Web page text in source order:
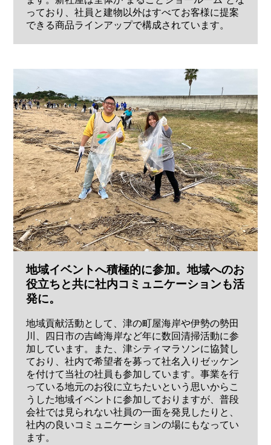
っており、社員と建物以外はすべてお客様に提案
できる商品ラインアップで構成されています。
地域イベントへ積極的に参加。地域へのお
役立ちと共に社内コミュニケーションも活
発に。
地域貢献活動として、津の町屋海岸や伊勢の勢田
川、四日市の吉崎海岸など年に数回清掃活動に参
加しています。また、津シティマラソンに協賛し
ており、社内で希望者を募って社名入りゼッケン
を付けて当社の社員も参加しています。事業を行
っている地元のお役に立ちたいという思いからこ
うした地域イベントに参加しておりますが、普段
会社では見られない社員の一面を発見したりと、
社内の良いコミュニケーションの場にもなってい
ます。